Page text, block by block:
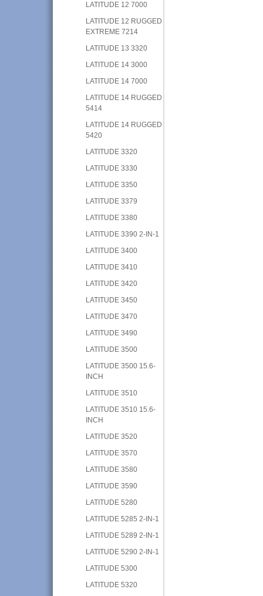
LATITUDE 12 7000
LATITUDE 12 RUGGED
EXTREME 7214
LATITUDE 13 3320
LATITUDE 14 3000
LATITUDE 14 7000
LATITUDE 14 RUGGED
5414
LATITUDE 14 RUGGED
5420
LATITUDE 3320
LATITUDE 3330
LATITUDE 3350
LATITUDE 3379
LATITUDE 3380
LATITUDE 3390 2-IN-1
LATITUDE 3400
LATITUDE 3410
LATITUDE 3420
LATITUDE 3450
LATITUDE 3470
LATITUDE 3490
LATITUDE 3500
LATITUDE 3500 15.6-
INCH
LATITUDE 3510
LATITUDE 3510 15.6-
INCH
LATITUDE 3520
LATITUDE 3570
LATITUDE 3580
LATITUDE 3590
LATITUDE 5280
LATITUDE 5285 2-IN-1
LATITUDE 5289 2-IN-1
LATITUDE 5290 2-IN-1
LATITUDE 5300
LATITUDE 5320